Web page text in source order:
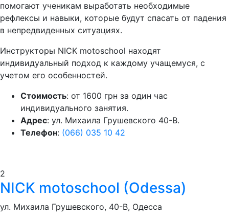
помогают ученикам выработать необходимые
рефлексы и навыки, которые будут спасать от падения
в непредвиденных ситуациях.
Инструкторы NICK motoschool находят
индивидуальный подход к каждому учащемуся, с
учетом его особенностей.
Стоимость: от 1600 грн за один час
индивидуального занятия.
Адрес: ул. Михаила Грушевского 40-В.
Телефон: (066) 035 10 42
2
NICK motoschool (Odessa)
ул. Михаила Грушевского, 40-В, Одесса